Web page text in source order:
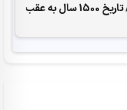
کشف تمدنی جدید در باغشاه بهشهر/ تاریخ 1500 سال به عقب